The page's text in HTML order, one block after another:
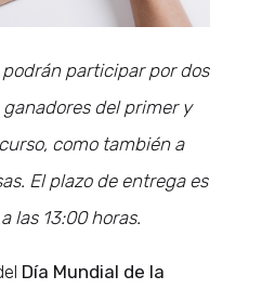
participar por dos
del primer y
como también a
El plazo de entrega es
las 13:00 horas.
Día Mundial de la